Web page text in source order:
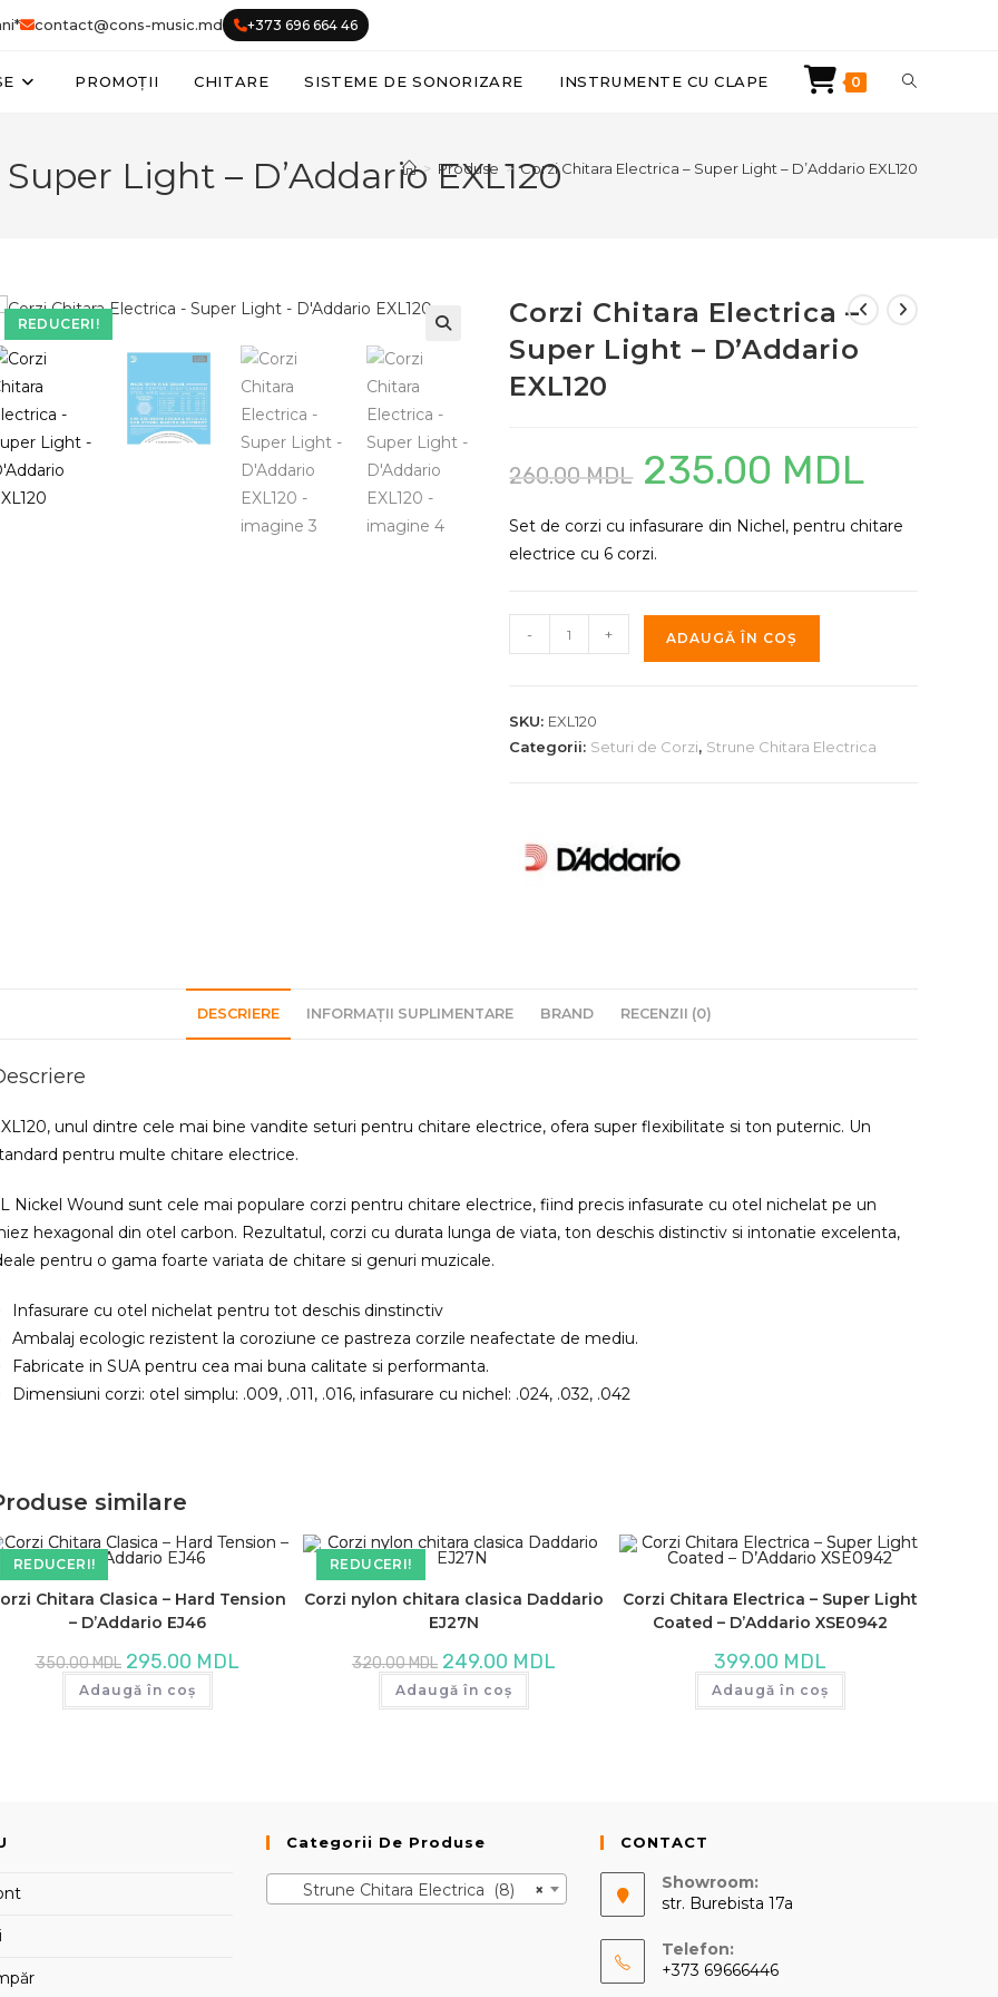
contact@cons-music.md +373 696 664 46
PROMOȚII CHITARE SISTEME DE SONORIZARE INSTRUMENTE CU CLAPE 0 TOGGLE
Light – D’Addario EXL120
> Produse > Corzi Chitara Electrica – Super Light – D’Addario EXL120
REDUCERI!
Corzi Chitara Electrica –
Super Light – D’Addario
EXL120
260.00MDL
Prețul
inițial
a
260.00 MDL.
235.00 MDLeste:
Set de corzi cu infasurare din Nichel, pentru chitare
electrice cu 6 corzi.
Cantitate
Corzi
-
D'Addario
EXL120
- + ADAUGĂ ÎN COȘ
SKU: EXL120
Categorii: Seturi de Corzi, Strune Chitara Electrica
DESCRIERE INFORMAȚII SUPLIMENTARE BRAND RECENZII (0)
unul dintre cele mai bine vandite seturi pentru chitare electrice, ofera super flexibilitate si ton puternic. Un
pentru multe chitare electrice.
Nickel Wound sunt cele mai populare corzi pentru chitare electrice, fiind precis infasurate cu otel nichelat pe un
hexagonal din otel carbon. Rezultatul, corzi cu durata lunga de viata, ton deschis distinctiv si intonatie excelenta,
pentru o gama foarte variata de chitare si genuri muzicale.
Infasurare cu otel nichelat pentru tot deschis dinstinctiv
Ambalaj ecologic rezistent la coroziune ce pastreza corzile neafectate de mediu.
Fabricate in SUA pentru cea mai buna calitate si performanta.
Dimensiuni corzi: otel simplu: .009, .011, .016, infasurare cu nichel: .024, .032, .042
similare
REDUCERI!
Chitara Clasica – Hard Tension
– D’Addario EJ46
350.00MDL Prețul
inițial
a
fost:
295.00 MDLcurent
Adaugă în coș
REDUCERI!
Corzi nylon chitara clasica Daddario
EJ27N
320.00MDL Prețul
inițial
a
fost:
249.00 MDLcurent
Adaugă în coș
Corzi Chitara Electrica – Super Light
Coated – D’Addario XSE0942
399.00 MDL
Adaugă în coș
Categorii De Produse
×
Strune Chitara Electrica (8)
CONTACT
Showroom:
str. Burebista 17a
Telefon:
+373 69666446